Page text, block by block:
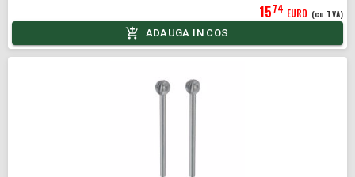
1574 EURO (cu TVA)
ADAUGA IN COS